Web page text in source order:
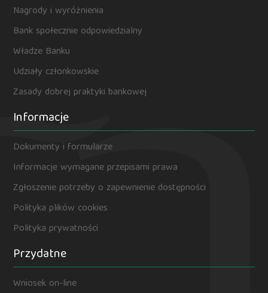
Nagrody i wyróżnienia
Bank społecznie odpowiedzialny
Władze Banku
Udziały członkowskie
Zasady dobrej praktyki bankowej
Informacje
Dokumenty i formularze
Informacje wymagane przepisami prawa
Zgłoszenie potrzeby o zapewnienie dostępności
Polityka plików cookies
Polityka prywatności
Przydatne
Wniosek on-line